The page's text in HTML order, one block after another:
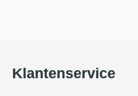
Klantenservice